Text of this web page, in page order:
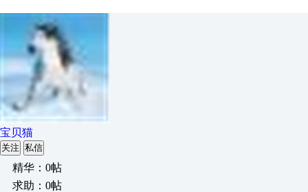
宝贝猫
关注 私信
精华：0帖
求助：0帖